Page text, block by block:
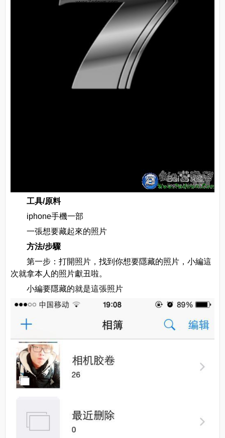
工具/原料
iphone手機一部
一張想要藏起來的照片
方法/步驟
第一步：打開照片，找到你想要隱藏的照片，小編這
次就拿本人的照片獻丑啦。
小編要隱藏的就是這張照片